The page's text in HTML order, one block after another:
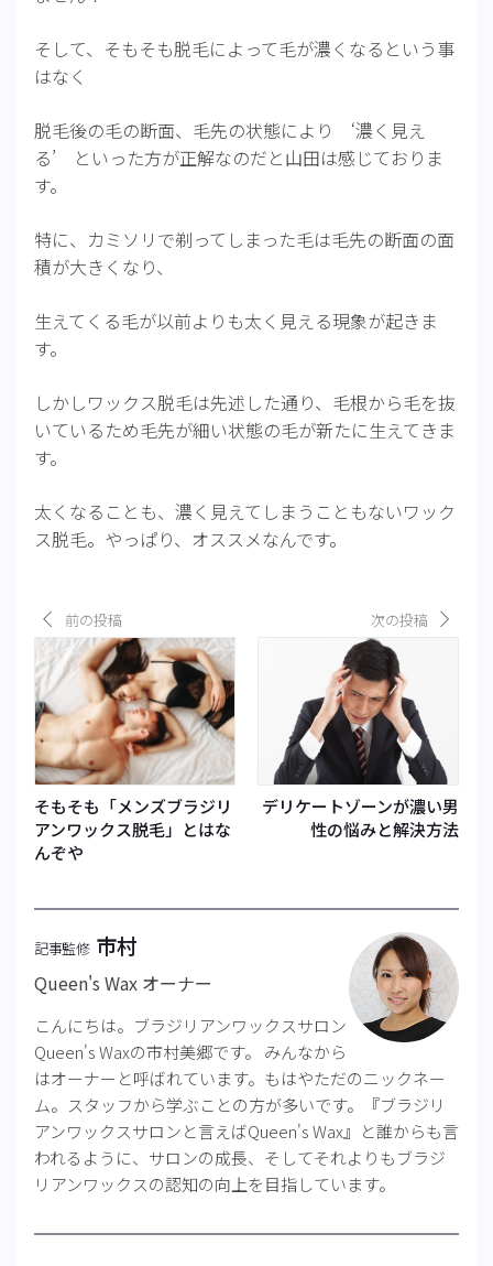
そして、そもそも脱毛によって毛が濃くなるという事
はなく
脱毛後の毛の断面、毛先の状態により ‘濃く見え
る’ といった方が正解なのだと山田は感じておりま
す。
特に、カミソリで剃ってしまった毛は毛先の断面の面
積が大きくなり、
生えてくる毛が以前よりも太く見える現象が起きま
す。
しかしワックス脱毛は先述した通り、毛根から毛を抜
いているため毛先が細い状態の毛が新たに生えてきま
す。
太くなることも、濃く見えてしまうこともないワック
ス脱毛。やっぱり、オススメなんです。
前の投稿
そもそも「メンズブラジリ
アンワックス脱毛」とはな
んぞや
次の投稿
デリケートゾーンが濃い男
性の悩みと解決方法
記事監修 市村
Queen's Wax オーナー
こんにちは。ブラジリアンワックスサロン
Queen's Waxの市村美郷です。 みんなから
はオーナーと呼ばれています。もはやただのニックネー
ム。スタッフから学ぶことの方が多いです。『ブラジリ
アンワックスサロンと言えばQueen's Wax』と誰からも言
われるように、サロンの成長、そしてそれよりもブラジ
リアンワックスの認知の向上を目指しています。